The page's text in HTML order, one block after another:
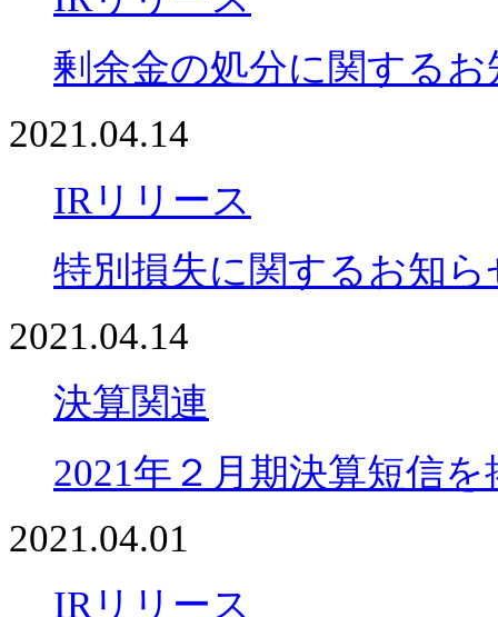
剰余金の処分に関するお
2021.04.14
IRリリース
特別損失に関するお知ら
2021.04.14
決算関連
2021年２月期決算短信
2021.04.01
IRリリース